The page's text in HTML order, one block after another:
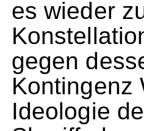
es wieder
gegen
Kontingenz
Ideologie